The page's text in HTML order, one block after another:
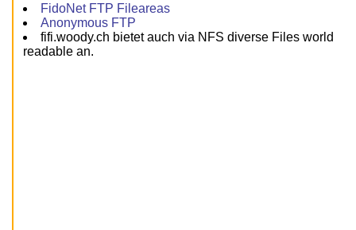
FidoNet FTP Fileareas
Anonymous FTP
fifi.woody.ch bietet auch via NFS diverse Files world
readable an.